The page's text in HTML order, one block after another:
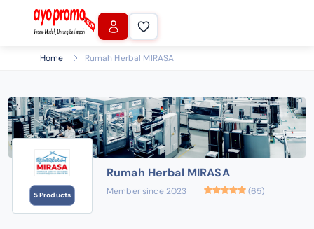
Home Rumah Herbal MIRASA
5 Products
Rumah Herbal MIRASA
Member since 2023 (65)